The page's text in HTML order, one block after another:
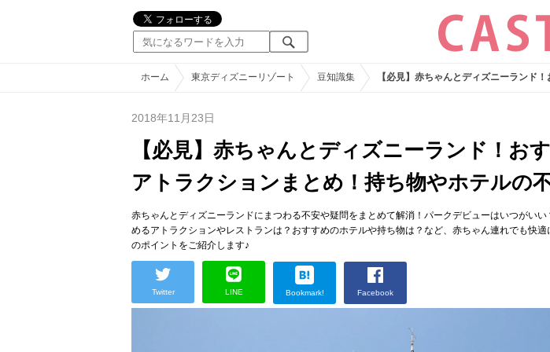
ホーム 東京ディズニーリゾート 豆知識集 【必見】赤ちゃんとディズニーランド
2018年11月23日
【必見】赤ちゃんとディズニーランド！お
アトラクションまとめ！持ち物やホテルの
赤ちゃんとディズニーランドにまつわる不安や疑問をまとめて解消！パークデビューはいつがいい
めるアトラクションやレストランは？おすすめのホテルや持ち物は？など、赤ちゃん連れでも快
のポイントをご紹介します♪
Twitter LINE Bookmark! Facebook